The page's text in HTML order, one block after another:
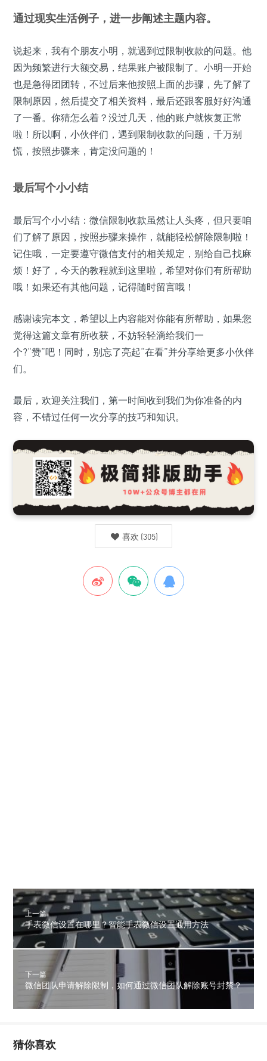
通过现实生活例子，进一步阐述主题内容。
说起来，我有个朋友小明，就遇到过限制收款的问题。他
因为频繁进行大额交易，结果账户被限制了。小明一开始
也是急得团团转，不过后来他按照上面的步骤，先了解了
限制原因，然后提交了相关资料，最后还跟客服好好沟通
了一番。你猜怎么着？没过几天，他的账户就恢复正常
啦！所以啊，小伙伴们，遇到限制收款的问题，千万别
慌，按照步骤来，肯定没问题的！
最后写个小小结
最后写个小小结：微信限制收款虽然让人头疼，但只要咱
们了解了原因，按照步骤来操作，就能轻松解除限制啦！
记住哦，一定要遵守微信支付的相关规定，别给自己找麻
烦！好了，今天的教程就到这里啦，希望对你们有所帮助
哦！如果还有其他问题，记得随时留言哦！
感谢读完本文，希望以上内容能对你能有所帮助，如果您
觉得这篇文章有所收获，不妨轻轻滴给我们一
个?“赞”吧！同时，别忘了亮起“在看”并分享给更多小伙伴
们。
最后，欢迎关注我们，第一时间收到我们为你准备的内
容，不错过任何一次分享的技巧和知识。
喜欢 (305)
上一篇
手表微信设置在哪里？智能手表微信设置通用方法
下一篇
微信团队申请解除限制，如何通过微信团队解除账号封禁？
猜你喜欢